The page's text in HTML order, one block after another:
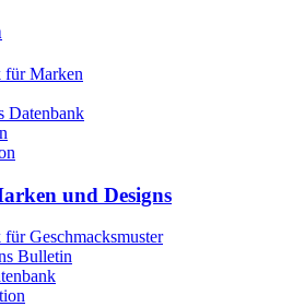
für Marken
Datenbank
und Designs
Geschmacksmuster
Bulletin